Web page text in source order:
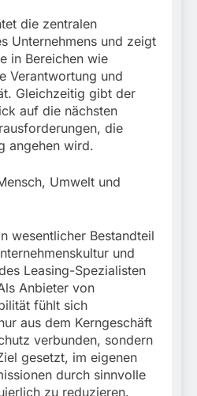
/ Bundespolizei
einen gesuchten
mit
die zentralen
Unternehmens und zeigt
in Bereichen wie
Verantwortung und
Gleichzeitig gibt der
auf die nächsten
die
angehen wird.
Umwelt und
wesentlicher Bestandteil
und
Leasing-Spezialisten
Anbieter von
fühlt sich
aus dem Kerngeschäft
verbunden, sondern
gesetzt, im eigenen
durch sinnvolle
zu reduzieren.